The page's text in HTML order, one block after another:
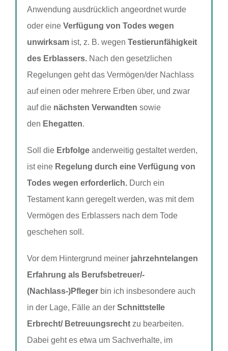
Anwendung ausdrücklich angeordnet wurde
oder eine Verfügung von Todes wegen
unwirksam ist, z. B. wegen Testierunfähigkeit
des Erblassers. Nach den gesetzlichen
Regelungen geht das Vermögen/der Nachlass
auf einen oder mehrere Erben über, und zwar
auf die nächsten Verwandten sowie
den Ehegatten.
Soll die Erbfolge anderweitig gestaltet werden,
ist eine Regelung durch eine Verfügung von
Todes wegen erforderlich. Durch ein
Testament kann geregelt werden, was mit dem
Vermögen des Erblassers nach dem Tode
geschehen soll.
Vor dem Hintergrund meiner jahrzehntelangen
Erfahrung als Berufsbetreuer/-
(Nachlass-)Pfleger bin ich insbesondere auch
in der Lage, Fälle an der Schnittstelle
Erbrecht/ Betreuungsrecht zu bearbeiten.
Dabei geht es etwa um Sachverhalte, im